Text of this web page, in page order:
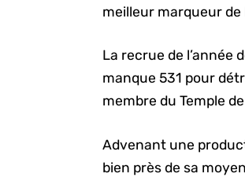
meilleur marqueur de
La recrue de l’année
manque 531 pour
membre du Temple
Advenant une
bien près de sa